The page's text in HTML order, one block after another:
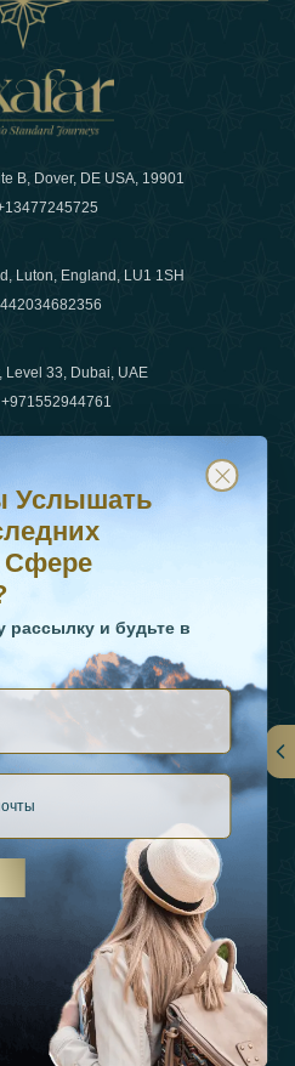
B, Dover, DE USA, 19901
Luton, England, LU1 1SH
Level 33, Dubai, UAE
+971552944761
:+442034682356
+971552944761
О Нас
Отдыха
о последних
и будьте в курсе
Услышать
Сфере
рассылку и будьте в